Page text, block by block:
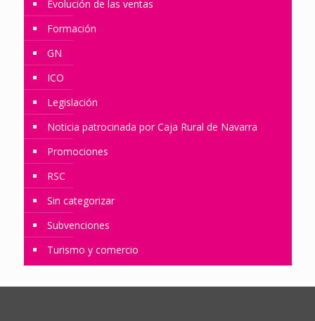
Evolución de las ventas
Formación
GN
ICO
Legislación
Noticia patrocinada por Caja Rural de Navarra
Promociones
RSC
Sin categorizar
Subvenciones
Turismo y comercio